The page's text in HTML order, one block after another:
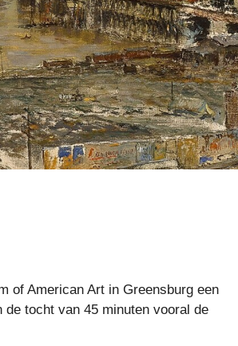
of American Art in Greensburg een
tocht van 45 minuten vooral de